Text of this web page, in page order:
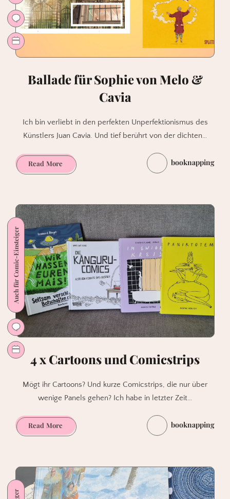
Ballade für Sophie von Melo &
Cavia
Ich bin verliebt in den perfekten Unperfektionismus des
Künstlers Juan Cavia. Und tief berührt von der dichten…
Read MoreBallade
für
Melo
&
Cavia
booknapping
Auch für Comic-Einsteiger
4 x Cartoons und Comicstrips
Mögt ihr Cartoons? Und kurze Comicstrips, die nur über
wenige Panels gehen? Ich habe in letzter Zeit…
Read More4
x
Comicstrips
booknapping